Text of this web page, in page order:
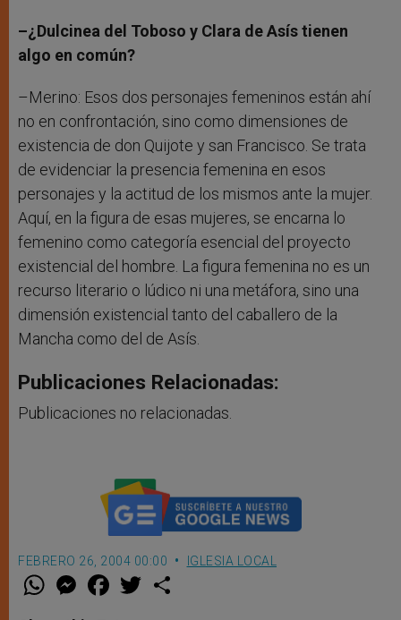
–¿Dulcinea del Toboso y Clara de Asís tienen
algo en común?
–Merino: Esos dos personajes femeninos están ahí
no en confrontación, sino como dimensiones de
existencia de don Quijote y san Francisco. Se trata
de evidenciar la presencia femenina en esos
personajes y la actitud de los mismos ante la mujer.
Aquí, en la figura de esas mujeres, se encarna lo
femenino como categoría esencial del proyecto
existencial del hombre. La figura femenina no es un
recurso literario o lúdico ni una metáfora, sino una
dimensión existencial tanto del caballero de la
Mancha como del de Asís.
Publicaciones Relacionadas:
Publicaciones no relacionadas.
FEBRERO 26, 2004 00:00 IGLESIA LOCAL
W M
e
F
a w